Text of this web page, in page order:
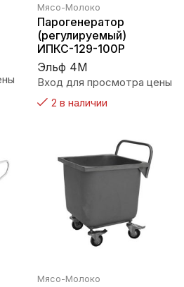
Мясо-Молоко
Парогенератор
(регулируемый)
ИПКС-129-100Р
Эльф 4М
Вход для просмотра цены
2 в наличии
Мясо-Молоко